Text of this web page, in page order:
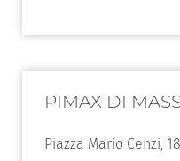
PIMAX DI
Piazza Mario Cenzi, 18